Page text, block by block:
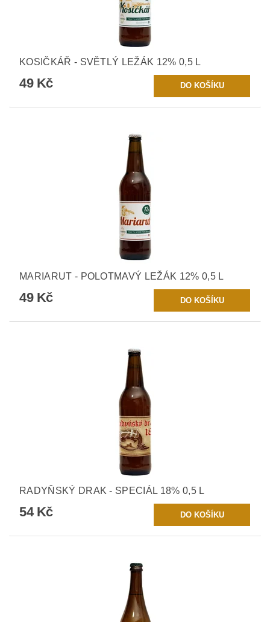
KOSIČKÁŘ - SVĚTLÝ LEŽÁK 12% 0,5 L
49 Kč
MARIARUT - POLOTMAVÝ LEŽÁK 12% 0,5 L
49 Kč
RADYŇSKÝ DRAK - SPECIÁL 18% 0,5 L
54 Kč